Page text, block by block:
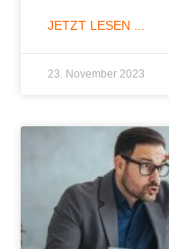
JETZT LESEN ...
23. November 2023